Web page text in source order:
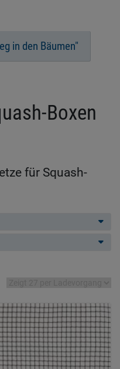
in den Bäumen"
Boxen
für Squash-